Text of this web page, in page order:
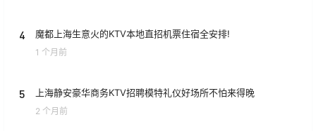
4 魔都上海生意火的KTV本地直招机票住宿全安排!
1 个月前
5 上海静安豪华商务KTV招聘模特礼仪好场所不怕来得晚
2 个月前